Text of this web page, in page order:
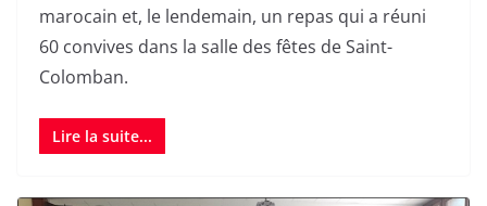
marocain et, le lendemain, un repas qui a réuni
60 convives dans la salle des fêtes de Saint-
Colomban.
Lire la suite...